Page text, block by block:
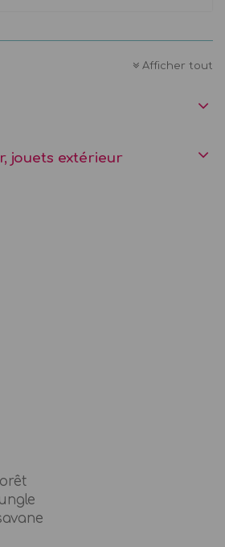
Afficher tout
jouets extérieur